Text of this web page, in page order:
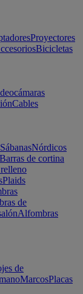
Proyectores
Bicicletas
Cables
SábanasNórdicos
Barras de cortina
Plaids
de
Alfombras
de
MarcosPlacas